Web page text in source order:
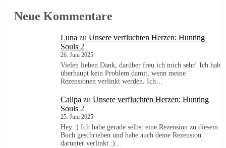
Neue Kommentare
Luna zu Unsere verfluchten Herzen: Hunting
Souls 2
26. Juni 2025
Vielen lieben Dank, darüber freu ich mich sehr! Ich hab
überhaupt kein Problem damit, wenn meine
Rezensionen verlinkt werden. Ich…
Calipa zu Unsere verfluchten Herzen: Hunting
Souls 2
25. Juni 2025
Hey :) Ich habe gerade selbst eine Rezension zu diesem
Buch geschrieben und habe auch deine Rezension
darunter verlinkt :)…